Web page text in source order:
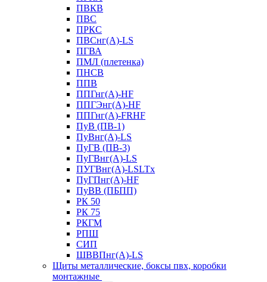
ПВКВ
ПВС
ПРКС
ПВСнг(А)-LS
ПГВА
ПМЛ (плетенка)
ПНСВ
ППВ
ППГнг(А)-HF
ППГЭнг(А)-HF
ППГнг(А)-FRHF
ПуВ (ПВ-1)
ПуВнг(А)-LS
ПуГВ (ПВ-3)
ПуГВнг(А)-LS
ПУГВнг(А)-LSLTx
ПуГПнг(А)-HF
ПуВВ (ПБПП)
РК 50
РК 75
РКГМ
РПШ
СИП
ШВВПнг(А)-LS
Щиты металлические, боксы пвх, коробки
монтажные